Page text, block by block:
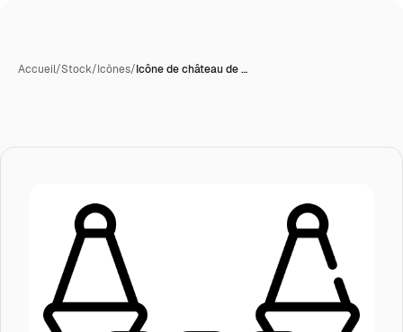
Accueil/Stock/Icônes/Icône de château de …